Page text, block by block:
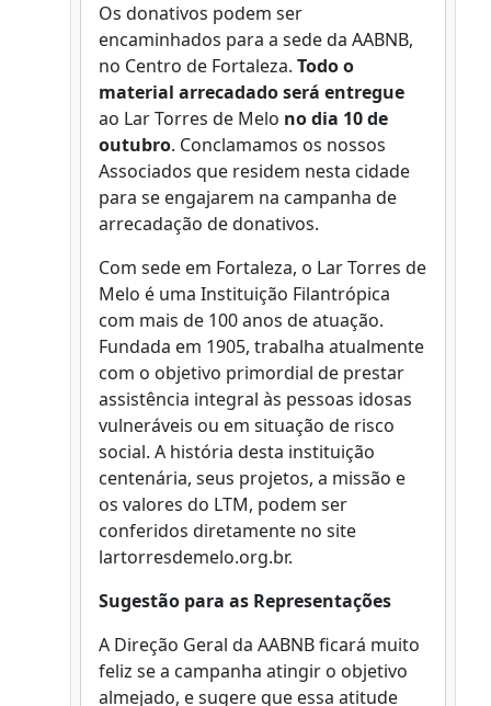
Os donativos podem ser
encaminhados para a sede da AABNB,
no Centro de Fortaleza. Todo o
material arrecadado será entregue
ao Lar Torres de Melo no dia 10 de
outubro. Conclamamos os nossos
Associados que residem nesta cidade
para se engajarem na campanha de
arrecadação de donativos.
Com sede em Fortaleza, o Lar Torres de
Melo é uma Instituição Filantrópica
com mais de 100 anos de atuação.
Fundada em 1905, trabalha atualmente
com o objetivo primordial de prestar
assistência integral às pessoas idosas
vulneráveis ou em situação de risco
social. A história desta instituição
centenária, seus projetos, a missão e
os valores do LTM, podem ser
conferidos diretamente no site
lartorresdemelo.org.br.
Sugestão para as Representações
A Direção Geral da AABNB ficará muito
feliz se a campanha atingir o objetivo
almejado, e sugere que essa atitude